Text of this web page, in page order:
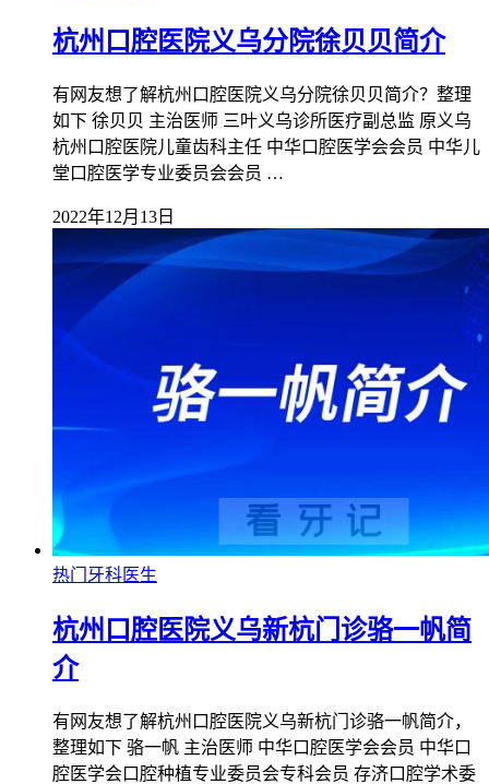
杭州口腔医院义乌分院徐贝贝简介
有网友想了解杭州口腔医院义乌分院徐贝贝简介？整理
如下 徐贝贝 主治医师 三叶义乌诊所医疗副总监 原义乌
杭州口腔医院儿童齿科主任 中华口腔医学会会员 中华儿
堂口腔医学专业委员会会员 …
2022年12月13日
热门牙科医生
杭州口腔医院义乌新杭门诊骆一帆简
介
有网友想了解杭州口腔医院义乌新杭门诊骆一帆简介，
整理如下 骆一帆 主治医师 中华口腔医学会会员 中华口
腔医学会口腔种植专业委员会专科会员 存济口腔学术委